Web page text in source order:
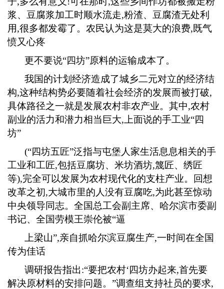
浆、豆腐浆加工时顺水流走,粉渣、豆腐渣无处利
用,很多都发霉了。农民认为这是莫大的浪费,既气
愤又心疼
更不要说“四坊”原料的运输成本了。
我国的计划经济造成了城乡二元对立的经济结
构,这种结构势必要随着社会经济的发展而被打破,
具体路径之一就是发展农村非农产业。其中,农村
副业的活力和潜力相当巨大, 上面说的手工业“四
坊”
(“四坊五匠”泛指与屯堡人家生活息息相关的手
工业和工匠,包括豆腐坊、米坊酒坊,篾匠、绣匠
等),完全可以发展为农村现代化的支柱产业。回想
改革之初,大城市里的人没有豆腐吃,为此甚至惊动
中央领导同志。全国总工会副主席、哈尔滨市委副
书记、全国劳模王崇伦被“逼
上梁山”,亲自抓哈尔滨豆腐生产,一时间在全国
传为佳话
调研报告指出:“要把农村‘四坊办起来,首先要
解决原材料的安排问题。”调查组支持社员的要求,